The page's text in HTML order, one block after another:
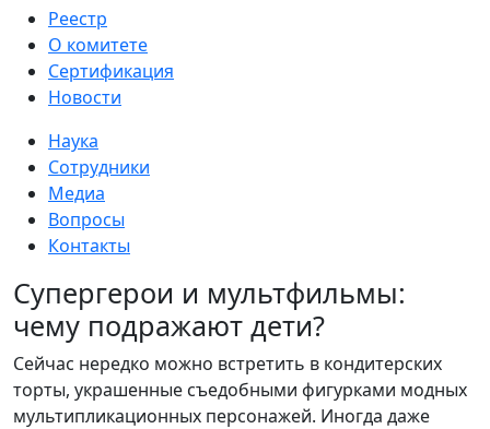
Реестр
О комитете
Сертификация
Новости
Наука
Сотрудники
Медиа
Вопросы
Контакты
Супергерои и мультфильмы:
чему подражают дети?
Сейчас нередко можно встретить в кондитерских
торты, украшенные съедобными фигурками модных
мультипликационных персонажей. Иногда даже